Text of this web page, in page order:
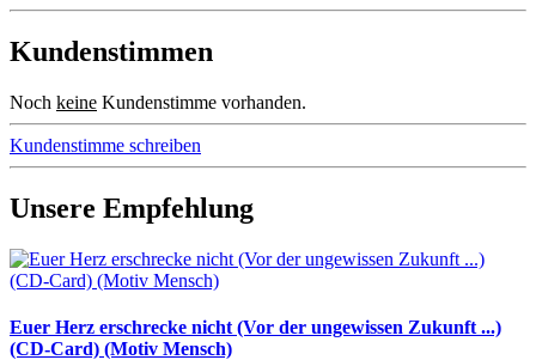
Kundenstimmen
Noch keine Kundenstimme vorhanden.
Kundenstimme schreiben
Unsere Empfehlung
Euer Herz erschrecke nicht (Vor der ungewissen Zukunft ...)
(CD-Card) (Motiv Mensch)